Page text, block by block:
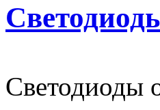
Светодиоды